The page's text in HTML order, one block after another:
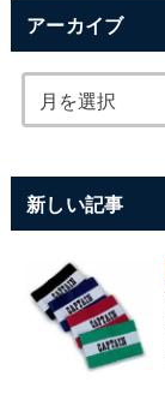
アーカイブ
新しい記事